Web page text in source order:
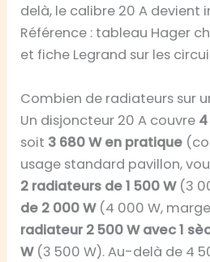
delà, le calibre 20 A devient
Référence : tableau Hager
et fiche Legrand sur les
Combien de radiateurs sur
Un disjoncteur 20 A couvre
soit 3 680 W en pratique
usage standard pavillon,
2 radiateurs de 1 500 W(3
de 2 000 W(4 000 W,
radiateur 2 500 W avec 1
W(3 500 W). Au-delà de 4